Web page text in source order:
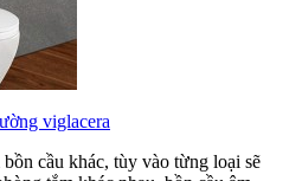
viglacera
cầu khác, tùy vào từng loại sẽ